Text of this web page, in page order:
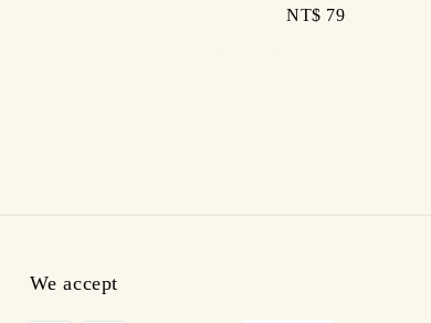
Regular
NT$ 79
We accept